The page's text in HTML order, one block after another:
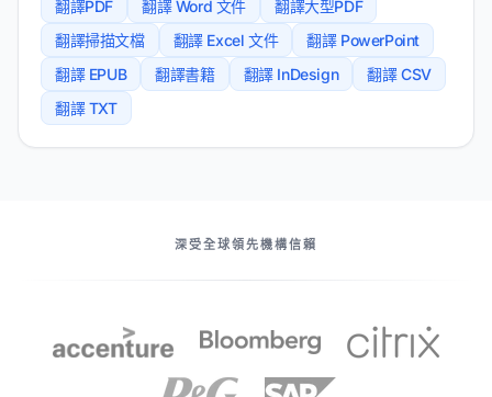
翻譯PDF 翻譯 Word 文件
翻譯大型PDF
翻譯掃描文檔
翻譯 Excel 文件
翻譯 PowerPoint
翻譯 EPUB
翻譯書籍 翻譯 InDesign
翻譯 CSV
翻譯 TXT
深受全球領先機構信賴